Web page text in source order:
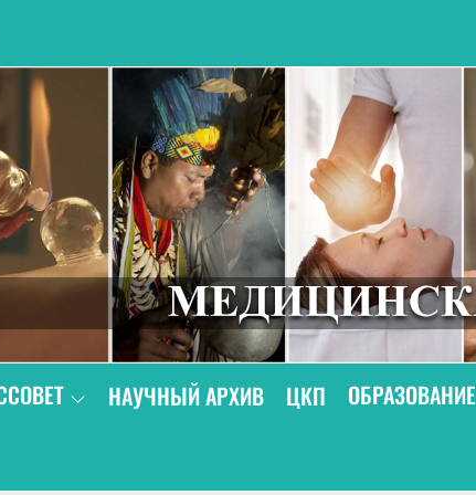
НАУЧНЫЙ АРХИВ ЦКП ОБРАЗОВАНИЕ